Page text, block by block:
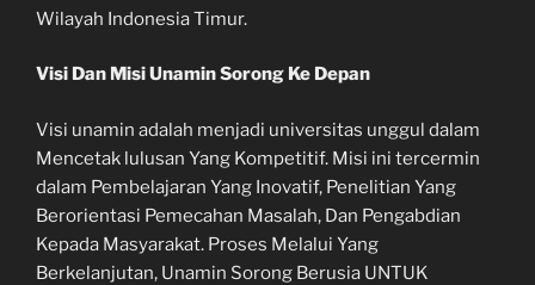
Wilayah Indonesia Timur.
Visi Dan Misi Unamin Sorong Ke Depan
Visi unamin adalah menjadi universitas unggul dalam
Mencetak lulusan Yang Kompetitif. Misi ini tercermin
dalam Pembelajaran Yang Inovatif, Penelitian Yang
Berorientasi Pemecahan Masalah, Dan Pengabdian
Kepada Masyarakat. Proses Melalui Yang
Berkelanjutan, Unamin Sorong Berusia UNTUK